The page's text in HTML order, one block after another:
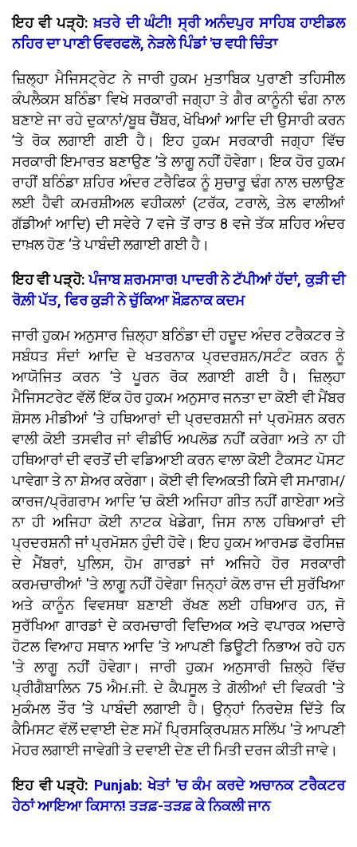
ਇਹ ਵੀ ਪੜ੍ਹੋ:ਖ਼ਤਰੇ ਦੀ ਘੰਟੀ! ਸ੍ਰੀ ਅਨੰਦਪੁਰ ਸਾਹਿਬ ਹਾਈਡਲ
ਨਹਿਰ ਦਾ ਪਾਣੀ ਓਵਰਫਲੋ, ਨੇੜਲੇ ਪਿੰਡਾਂ 'ਚ ਵਧੀ ਚਿੰਤਾ
ਜ਼ਿਲ੍ਹਾ ਮੈਜਿਸਟ੍ਰੇਟ ਨੇ ਜਾਰੀ ਹੁਕਮ ਮੁਤਾਬਿਕ ਪੁਰਾਣੀ ਤਹਿਸੀਲ
ਕੰਪਲੈਕਸ ਬਠਿੰਡਾ ਵਿਖੇ ਸਰਕਾਰੀ ਜਗ੍ਹਾ ਤੇ ਗੈਰ ਕਾਨੂੰਨੀ ਢੰਗ ਨਾਲ
ਬਣਾਏ ਜਾ ਰਹੇ ਦੁਕਾਨਾਂ/ਬੂਥ ਚੈਂਬਰ, ਖੋਖਿਆਂ ਆਦਿ ਦੀ ਉਸਾਰੀ ਕਰਨ
’ਤੇ ਰੋਕ ਲਗਾਈ ਗਈ ਹੈ। ਇਹ ਹੁਕਮ ਸਰਕਾਰੀ ਜਗ੍ਹਾ ਵਿੱਚ
ਸਰਕਾਰੀ ਇਮਾਰਤ ਬਣਾਉਣ ’ਤੇ ਲਾਗੂ ਨਹੀਂ ਹੋਵੇਗਾ। ਇਕ ਹੋਰ ਹੁਕਮ
ਰਾਹੀਂ ਬਠਿੰਡਾ ਸ਼ਹਿਰ ਅੰਦਰ ਟਰੈਫਿਕ ਨੂੰ ਸੁਚਾਰੂ ਢੰਗ ਨਾਲ ਚਲਾਉਣ
ਲਈ ਹੈਵੀ ਕਮਰਸ਼ੀਅਲ ਵਹੀਕਲਾਂ (ਟਰੱਕ, ਟਰਾਲੇ, ਤੇਲ ਵਾਲੀਆਂ
ਗੱਡੀਆਂ ਆਦਿ) ਦੀ ਸਵੇਰੇ 7 ਵਜੇ ਤੋਂ ਰਾਤ 8 ਵਜੇ ਤੱਕ ਸ਼ਹਿਰ ਅੰਦਰ
ਦਾਖ਼ਲ ਹੋਣ ‘ਤੇ ਪਾਬੰਦੀ ਲਗਾਈ ਗਈ ਹੈ।
ਇਹ ਵੀ ਪੜ੍ਹੋ:ਪੰਜਾਬ ਸ਼ਰਮਸਾਰ! ਪਾਦਰੀ ਨੇ ਟੱਪੀਆਂ ਹੱਦਾਂ, ਕੁੜੀ ਦੀ
ਰੋਲ਼ੀ ਪੱਤ, ਫਿਰ ਕੁੜੀ ਨੇ ਚੁੱਕਿਆ ਖ਼ੌਫ਼ਨਾਕ ਕਦਮ
ਜਾਰੀ ਹੁਕਮ ਅਨੁਸਾਰ ਜ਼ਿਲ੍ਹਾ ਬਠਿੰਡਾ ਦੀ ਹਦੂਦ ਅੰਦਰ ਟਰੈਕਟਰ ਤੇ
ਸਬੰਧਤ ਸੰਦਾਂ ਆਦਿ ਦੇ ਖਤਰਨਾਕ ਪ੍ਰਦਰਸ਼ਨ/ਸਟੰਟ ਕਰਨ ਨੂੰ
ਆਯੋਜਿਤ ਕਰਨ ’ਤੇ ਪੂਰਨ ਰੋਕ ਲਗਾਈ ਗਈ ਹੈ। ਜ਼ਿਲ੍ਹਾ
ਮੈਜਿਸਟਰੇਟ ਵੱਲੋਂ ਇੱਕ ਹੋਰ ਹੁਕਮ ਅਨੁਸਾਰ ਜਨਤਾ ਦਾ ਕੋਈ ਵੀ ਮੈਂਬਰ
ਸ਼ੋਸਲ ਮੀਡੀਆਂ ’ਤੇ ਹਥਿਆਰਾਂ ਦੀ ਪ੍ਰਦਰਸ਼ਨੀ ਜਾਂ ਪ੍ਰਮੋਸ਼ਨ ਕਰਨ
ਵਾਲੀ ਕੋਈ ਤਸਵੀਰ ਜਾਂ ਵੀਡੀਓ ਅਪਲੋਡ ਨਹੀਂ ਕਰੇਗਾ ਅਤੇ ਨਾ ਹੀ
ਹਥਿਆਰਾਂ ਦੀ ਵਰਤੋਂ ਦੀ ਵਡਿਆਈ ਕਰਨ ਵਾਲਾ ਕੋਈ ਟੈਕਸਟ ਪੋਸਟ
ਪਾਵੇਗਾ ਤੇ ਨਾ ਸ਼ੇਅਰ ਕਰੇਗਾ। ਕੋਈ ਵੀ ਵਿਅਕਤੀ ਕਿਸੇ ਵੀ ਸਮਾਗਮ/
ਕਾਰਜ/ਪ੍ਰੋਗਰਾਮ ਆਦਿ ’ਚ ਕੋਈ ਅਜਿਹਾ ਗੀਤ ਨਹੀਂ ਗਾਏਗਾ ਅਤੇ
ਨਾ ਹੀ ਅਜਿਹਾ ਕੋਈ ਨਾਟਕ ਖੇਡੇਗਾ, ਜਿਸ ਨਾਲ ਹਥਿਆਰਾਂ ਦੀ
ਪ੍ਰਦਰਸ਼ਨੀ ਜਾਂ ਪ੍ਰਮੋਸ਼ਨ ਹੁੰਦੀ ਹੋਵੇ। ਇਹ ਹੁਕਮ ਆਰਮਡ ਫੋਰਸਿਜ਼
ਦੇ ਮੈਂਬਰਾਂ, ਪੁਲਿਸ, ਹੋਮ ਗਾਰਡਾਂ ਜਾਂ ਅਜਿਹੇ ਹੋਰ ਸਰਕਾਰੀ
ਕਰਮਚਾਰੀਆਂ 'ਤੇ ਲਾਗੂ ਨਹੀਂ ਹੋਵੇਗਾ ਜਿਨ੍ਹਾਂ ਕੋਲ ਰਾਜ ਦੀ ਸੁਰੱਖਿਆ
ਅਤੇ ਕਾਨੂੰਨ ਵਿਵਸਥਾ ਬਣਾਈ ਰੱਖਣ ਲਈ ਹਥਿਆਰ ਹਨ, ਜੋ
ਸੁਰੱਖਿਆ ਗਾਰਡਾਂ ਦੇ ਕਰਮਚਾਰੀ ਵਿਦਿਅਕ ਅਤੇ ਵਪਾਰਕ ਅਦਾਰੇ
ਹੋਟਲ ਵਿਆਹ ਸਥਾਨ ਆਦਿ ’ਤੇ ਆਪਣੀ ਡਿਊਟੀ ਨਿਭਾਅ ਰਹੇ ਹਨ
'ਤੇ ਲਾਗੂ ਨਹੀਂ ਹੋਵੇਗਾ। ਜਾਰੀ ਹੁਕਮ ਅਨੁਸਾਰੀ ਜ਼ਿਲ੍ਹੇ ਵਿੱਚ
ਪ੍ਰੀਗੈਬਾਲਿਨ 75 ਐਮ.ਜੀ. ਦੇ ਕੈਪਸੂਲ ਤੇ ਗੋਲੀਆਂ ਦੀ ਵਿਕਰੀ 'ਤੇ
ਮੁਕੰਮਲ ਤੌਰ ’ਤੇ ਪਾਬੰਦੀ ਲਗਾਈ ਹੈ। ਉਨ੍ਹਾਂ ਨਿਰਦੇਸ਼ ਦਿੱਤੇ ਕਿ
ਕੈਮਿਸਟ ਵੱਲੋਂ ਦਵਾਈ ਦੇਣ ਸਮੇਂ ਪ੍ਰਿਸਕ੍ਰਿਪਸ਼ਨ ਸਲਿੱਪ 'ਤੇ ਆਪਣੀ
ਮੋਹਰ ਲਗਾਈ ਜਾਵੇਗੀ ਤੇ ਦਵਾਈ ਦੇਣ ਦੀ ਮਿਤੀ ਦਰਜ ਕੀਤੀ ਜਾਵੇ।
ਇਹ ਵੀ ਪੜ੍ਹੋ: Punjab: ਖੇਤਾਂ 'ਚ ਕੰਮ ਕਰਦੇ ਅਚਾਨਕ ਟਰੈਕਟਰ
ਹੇਠਾਂ ਆਇਆ ਕਿਸਾਨ! ਤੜਫ਼-ਤੜਫ਼ ਕੇ ਨਿਕਲੀ ਜਾਨ